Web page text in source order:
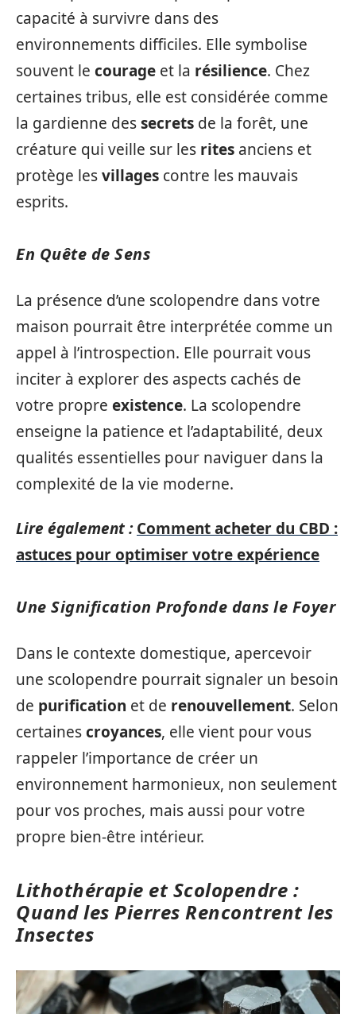
capacité à survivre dans des
environnements difficiles. Elle symbolise
souvent le courage et la résilience. Chez
certaines tribus, elle est considérée comme
la gardienne dessecrets de la forêt, une
créature qui veille sur les rites anciens et
protège lesvillages contre les mauvais
esprits.
En Quête de Sens
La présence d’une scolopendre dans votre
maison pourrait être interprétée comme un
appel à l’introspection. Elle pourrait vous
inciter à explorer des aspects cachés de
votre propre existence. La scolopendre
enseigne la patience et l’adaptabilité, deux
qualités essentielles pour naviguer dans la
complexité de la vie moderne.
Lire également : Comment acheter du CBD :
astuces pour optimiser votre expérience
Une Signification Profonde dans le Foyer
Dans le contexte domestique, apercevoir
une scolopendre pourrait signaler un besoin
de purification et de renouvellement. Selon
certainescroyances, elle vient pour vous
rappeler l’importance de créer un
environnement harmonieux, non seulement
pour vos proches, mais aussi pour votre
propre bien-être intérieur.
Lithothérapie et Scolopendre :
Quand les Pierres Rencontrent les
Insectes